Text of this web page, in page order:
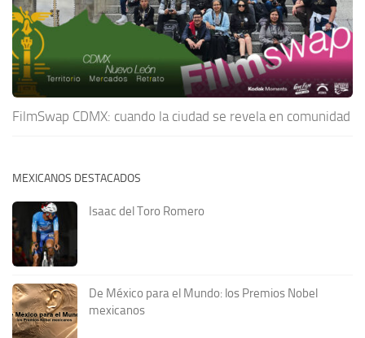
FilmSwap CDMX: cuando la ciudad se revela en comunidad
MEXICANOS DESTACADOS
Isaac del Toro Romero
De México para el Mundo: los Premios Nobel
mexicanos